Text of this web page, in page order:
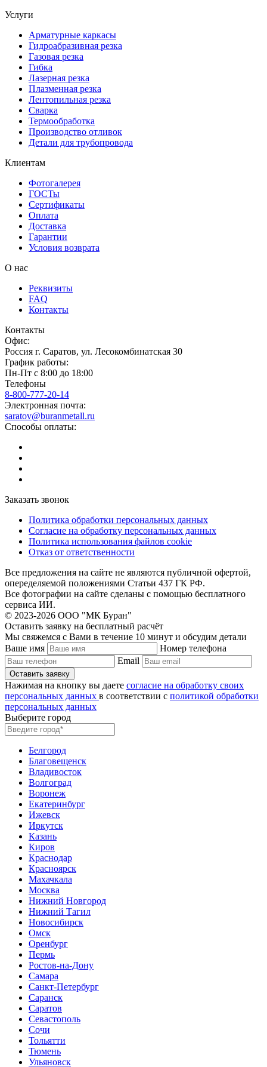
Услуги
Арматурные каркасы
Гидроабразивная резка
Газовая резка
Гибка
Лазерная резка
Плазменная резка
Лентопильная резка
Сварка
Термообработка
Производство отливок
Детали для трубопровода
Клиентам
Фотогалерея
ГОСТы
Сертификаты
Оплата
Доставка
Гарантии
Условия возврата
О нас
Реквизиты
FAQ
Контакты
Контакты
Офис:
Россия г. Саратов, ул. Лесокомбинатская 30
График работы:
Пн-Пт с 8:00 до 18:00
Телефоны
8-800-777-20-14
Электронная почта:
saratov@buranmetall.ru
Способы оплаты:
Заказать звонок
Политика обработки персональных данных
Согласие на обработку персональных данных
Политика использования файлов cookie
Отказ от ответственности
Все предложения на сайте не являются публичной офертой,
опеределяемой положениями Статьи 437 ГК РФ.
Все фотографии на сайте сделаны с помощью бесплатного
сервиса ИИ.
© 2023-2026 ООО "МК Буран"
Оставить заявку на бесплатный расчёт
Мы свяжемся с Вами в течение 10 минут и обсудим детали
Ваше имя
Номер телефона
Email
Нажимая на кнопку вы даете согласие на обработку своих
персональных данных в соответствии с политикой обработки
персональных данных
Выберите город
Белгород
Благовещенск
Владивосток
Волгоград
Воронеж
Екатеринбург
Ижевск
Иркутск
Казань
Киров
Краснодар
Красноярск
Махачкала
Москва
Нижний Новгород
Нижний Тагил
Новосибирск
Омск
Оренбург
Пермь
Ростов-на-Дону
Самара
Санкт-Петербург
Саранск
Саратов
Севастополь
Сочи
Тольятти
Тюмень
Ульяновск